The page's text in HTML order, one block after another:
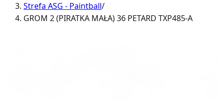
Strefa ASG - Paintball/
GROM 2 (PIRATKA MAŁA) 36 PETARD TXP485-A